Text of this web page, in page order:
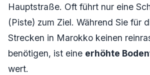
Hauptstraße. Oft führt nur eine
(Piste) zum Ziel. Während Sie für
Strecken in Marokko keinen
benötigen, ist eine erhöhte
wert.